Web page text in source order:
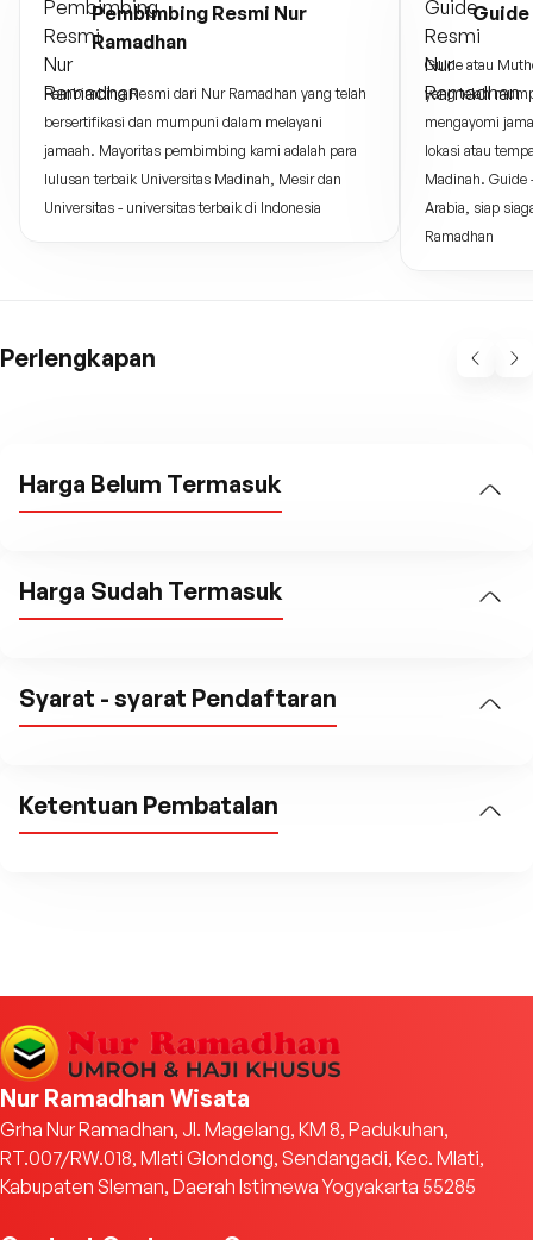
Pembimbing Resmi Nur
Ramadhan
Pembimbing Resmi dari Nur Ramadhan yang telah
bersertifikasi dan mumpuni dalam melayani
jamaah. Mayoritas pembimbing kami adalah para
lulusan terbaik Universitas Madinah, Mesir dan
Universitas - universitas terbaik di Indonesia
Guide
Guide atau
yang telah
mengayomi
lokasi atau
Madinah. Guide
Arabia, siap
Ramadhan
Perlengkapan
Harga Belum Termasuk
Harga Sudah Termasuk
Syarat - syarat Pendaftaran
Ketentuan Pembatalan
Nur Ramadhan Wisata
Grha Nur Ramadhan, Jl. Magelang, KM 8, Padukuhan,
RT.007/RW.018, Mlati Glondong, Sendangadi, Kec. Mlati,
Kabupaten Sleman, Daerah Istimewa Yogyakarta 55285